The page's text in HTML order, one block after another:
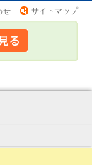
せ サイトマップ